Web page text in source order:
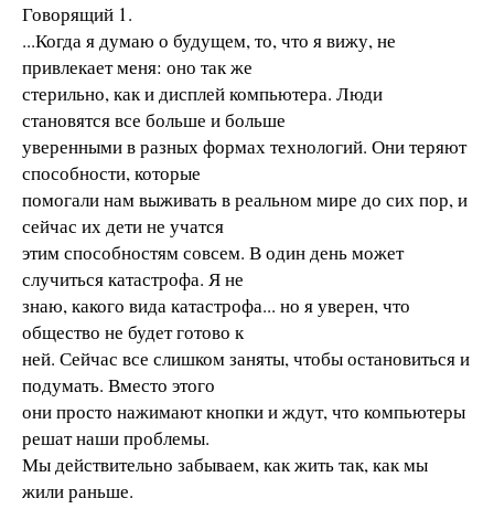
Говорящий 1.
...Когда я думаю о будущем, то, что я вижу, не
привлекает меня: оно так же
стерильно, как и дисплей компьютера. Люди
становятся все больше и больше
уверенными в разных формах технологий. Они теряют
способности, которые
помогали нам выживать в реальном мире до сих пор, и
сейчас их дети не учатся
этим способностям совсем. В один день может
случиться катастрофа. Я не
знаю, какого вида катастрофа... но я уверен, что
общество не будет готово к
ней. Сейчас все слишком заняты, чтобы остановиться и
подумать. Вместо этого
они просто нажимают кнопки и ждут, что компьютеры
решат наши проблемы.
Мы действительно забываем, как жить так, как мы
жили раньше.